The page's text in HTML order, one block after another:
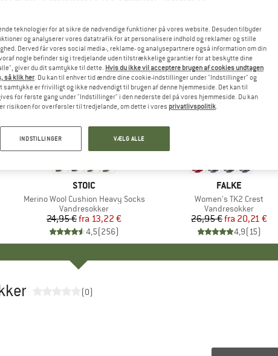
MÆRKE
STOIC
Artikel
Merino Wool Cushion Heavy Socks
Produktgruppe
Vandresokker
Pris
24,95 € Nedsat pris
fra 13,22 €
4,5(256)
Rabat
til 47%
MÆRKE
FALKE
Artikel
Women's TK2 Crest
Produktgruppe
Vandresokker
Pris
26,95 € Nedsat pris
fra 20,21 €
4,9(15)
(0)
teknologier for at sikre de nødvendige funktioner på vores website. Desuden tilbyder
og analyserer vores datatrafik for at personalisere indhold og reklamer og stille
Derved får vores social media-, reklame- og analysepartnere også information om din
nogle befinder sig i tredjelande uden tilstrækkelige garantier for at beskytte dine
giver du dit samtykke til dette. Hvis du ikke vil acceptere brugen af cookies undtagen
så klik her. Du kan til enhver tid ændre dine cookie-indstillinger under "Indstillinger" og
er frivilligt og ikke nødvendigt til brugen af denne hjemmeside. Det kan til
for første gang under "Indstillinger" i den nederste del på vores hjemmeside. Du kan
risikoen for overførsler til tredjelande, om dette i vores privatlivspolitik.
INDSTILLINGER VÆLG ALLE